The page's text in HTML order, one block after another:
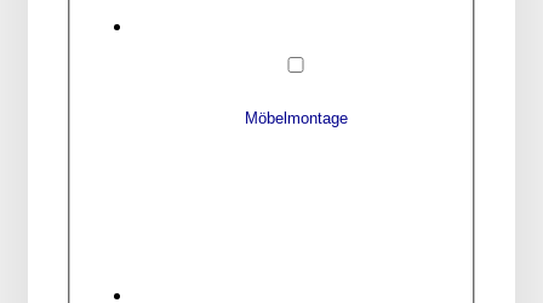
Möbelmontage